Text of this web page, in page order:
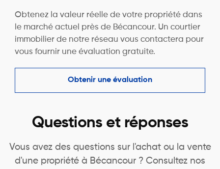
Obtenez la valeur réelle de votre propriété dans
le marché actuel près de Bécancour. Un courtier
immobilier de notre réseau vous contactera pour
vous fournir une évaluation gratuite.
Obtenir une évaluation
Questions et réponses
Vous avez des questions sur l'achat ou la vente
d'une propriété à Bécancour ? Consultez nos